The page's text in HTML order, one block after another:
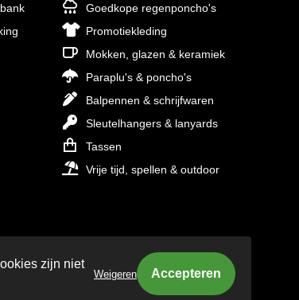
Goedkope regenponcho's
Promotiekleding
Mokken, glazen & keramiek
Paraplu's & poncho's
Balpennen & schrijfwaren
Sleutelhangers & lanyards
Tassen
Vrije tijd, spellen & outdoor
zijn niet
Weigeren